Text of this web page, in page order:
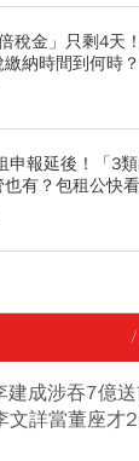
稅金」只剩4天
納時間到何時
申報延後！「3
有？包租公快
/
成涉吞7億
文詳當董座才